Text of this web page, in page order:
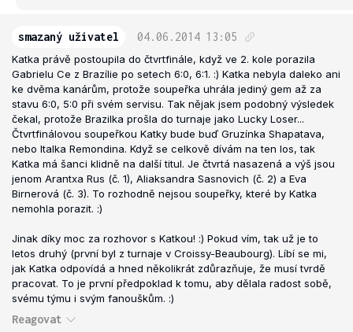
smazaný uživatel 04.06.2014 13:05
Katka právě postoupila do čtvrtfinále, když ve 2. kole porazila
Gabrielu Ce z Brazílie po setech 6:0, 6:1. :) Katka nebyla daleko ani
ke dvěma kanárům, protože soupeřka uhrála jediný gem až za
stavu 6:0, 5:0 při svém servisu. Tak nějak jsem podobný výsledek
čekal, protože Brazilka prošla do turnaje jako Lucky Loser...
Čtvrtfinálovou soupeřkou Katky bude buď Gruzínka Shapatava,
nebo Italka Remondina. Když se celkově dívám na ten los, tak
Katka má šanci klidně na další titul. Je čtvrtá nasazená a výš jsou
jenom Arantxa Rus (č. 1), Aliaksandra Sasnovich (č. 2) a Eva
Birnerová (č. 3). To rozhodně nejsou soupeřky, které by Katka
nemohla porazit. :)
Jinak díky moc za rozhovor s Katkou! :) Pokud vím, tak už je to
letos druhý (první byl z turnaje v Croissy-Beaubourg). Líbí se mi,
jak Katka odpovídá a hned několikrát zdůrazňuje, že musí tvrdě
pracovat. To je první předpoklad k tomu, aby dělala radost sobě,
svému týmu i svým fanouškům. :)
Reagovat